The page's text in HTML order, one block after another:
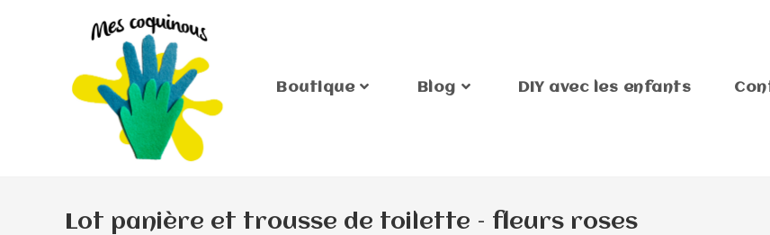
Boutique Blog DIY avec les enfants
Lot panière et trousse de toilette – fleurs roses